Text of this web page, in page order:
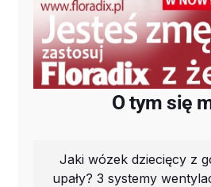
O tym się
Jaki wózek dziecięcy z
upały? 3 systemy